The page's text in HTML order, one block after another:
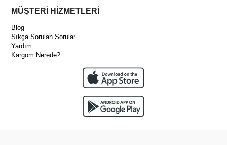
MÜŞTERİ HİZMETLERİ
Blog
Sıkça Sorulan Sorular
Yardım
Kargom Nerede?